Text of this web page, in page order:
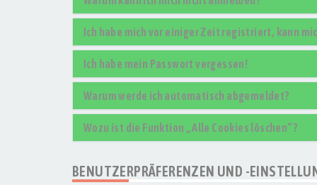
Ich habe mich vor einiger Zeit registriert, kann
Ich habe mein Passwort vergessen!
Warum werde ich automatisch abgemeldet?
Wozu ist die Funktion „Alle Cookies löschen“?
BENUTZERPRÄFERENZEN UND -